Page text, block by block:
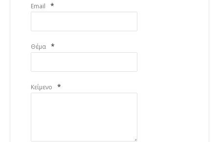
Email *
Θέμα *
Κείμενο *